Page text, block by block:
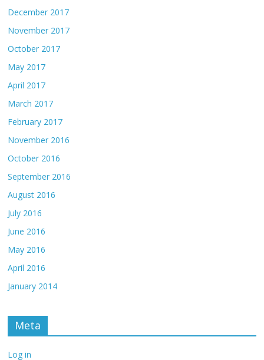
December 2017
November 2017
October 2017
May 2017
April 2017
March 2017
February 2017
November 2016
October 2016
September 2016
August 2016
July 2016
June 2016
May 2016
April 2016
January 2014
Meta
Log in